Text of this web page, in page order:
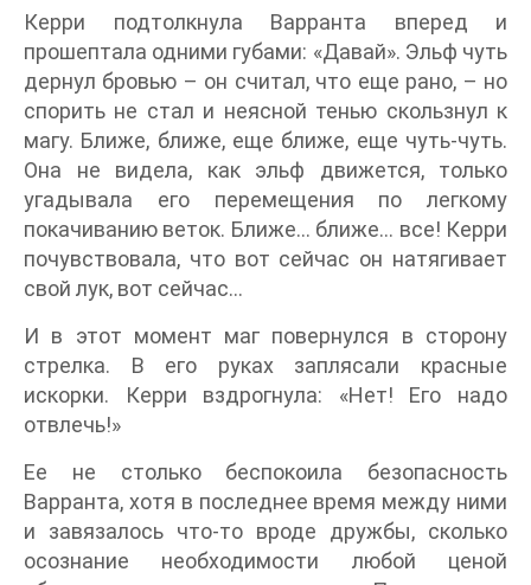
Керри подтолкнула Варранта вперед и
прошептала одними губами: «Давай». Эльф чуть
дернул бровью – он считал, что еще рано, – но
спорить не стал и неясной тенью скользнул к
магу. Ближе, ближе, еще ближе, еще чуть-чуть.
Она не видела, как эльф движется, только
угадывала его перемещения по легкому
покачиванию веток. Ближе… ближе… все! Керри
почувствовала, что вот сейчас он натягивает
свой лук, вот сейчас…
И в этот момент маг повернулся в сторону
стрелка. В его руках заплясали красные
искорки. Керри вздрогнула: «Нет! Его надо
отвлечь!»
Ее не столько беспокоила безопасность
Варранта, хотя в последнее время между ними
и завязалось что-то вроде дружбы, сколько
осознание необходимости любой ценой